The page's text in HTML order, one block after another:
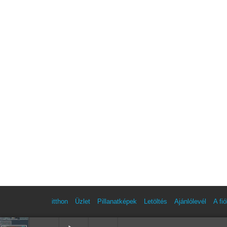
itthon Üzlet Pillanatképek Letöltés Ajánlólevél A